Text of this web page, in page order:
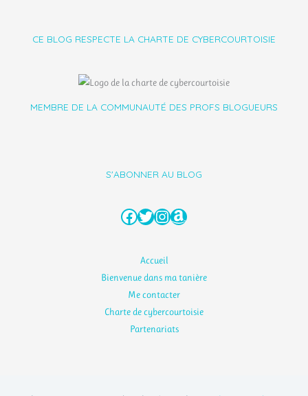
CE BLOG RESPECTE LA CHARTE DE CYBERCOURTOISIE
MEMBRE DE LA COMMUNAUTÉ DES PROFS BLOGUEURS
S'ABONNER AU BLOG
Facebook
Twitter
Instagram
Amazon
Accueil
Bienvenue dans ma tanière
Me contacter
Charte de cybercourtoisie
Partenariats